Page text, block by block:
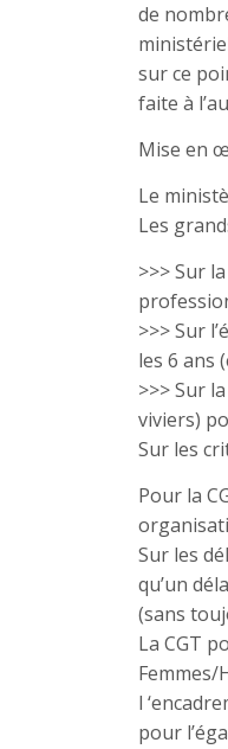
de
sur ce
faite à
Mise en
Le
Les
>>> Sur
>>> Sur
les 6 ans
>>> Sur
viviers)
Sur les
Pour la
Sur les
qu’un
(sans
La CGT
l
pour